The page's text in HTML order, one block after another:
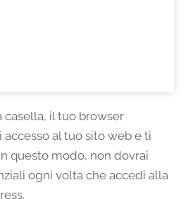
casella, il tuo browser
al tuo sito web e ti
questo modo, non dovrai
ogni volta che accedi alla